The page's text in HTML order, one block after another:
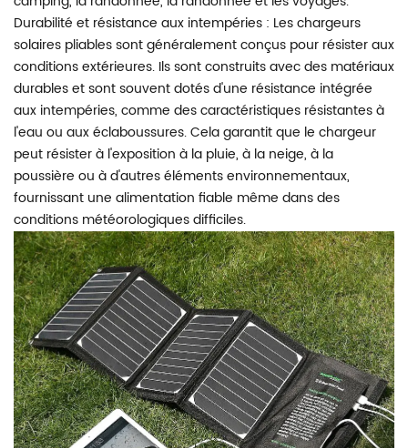
Durabilité et résistance aux intempéries : Les chargeurs
solaires pliables sont généralement conçus pour résister aux
conditions extérieures. Ils sont construits avec des matériaux
durables et sont souvent dotés d'une résistance intégrée
aux intempéries, comme des caractéristiques résistantes à
l'eau ou aux éclaboussures. Cela garantit que le chargeur
peut résister à l'exposition à la pluie, à la neige, à la
poussière ou à d'autres éléments environnementaux,
fournissant une alimentation fiable même dans des
conditions météorologiques difficiles.